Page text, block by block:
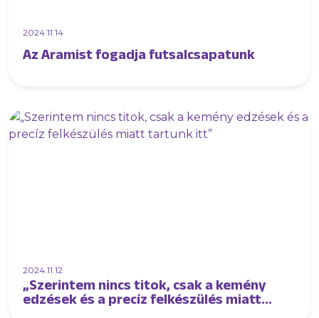
2024.11.14
Az Aramist fogadja futsalcsapatunk
2024.11.12
„Szerintem nincs titok, csak a kemény
edzések és a precíz felkészülés miatt